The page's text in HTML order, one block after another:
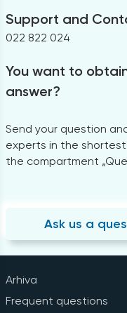
Support and
022 822 024
You want to
answer?
Send your question
experts in the
the compartment
Ask us a
Arhiva
Frequent questions